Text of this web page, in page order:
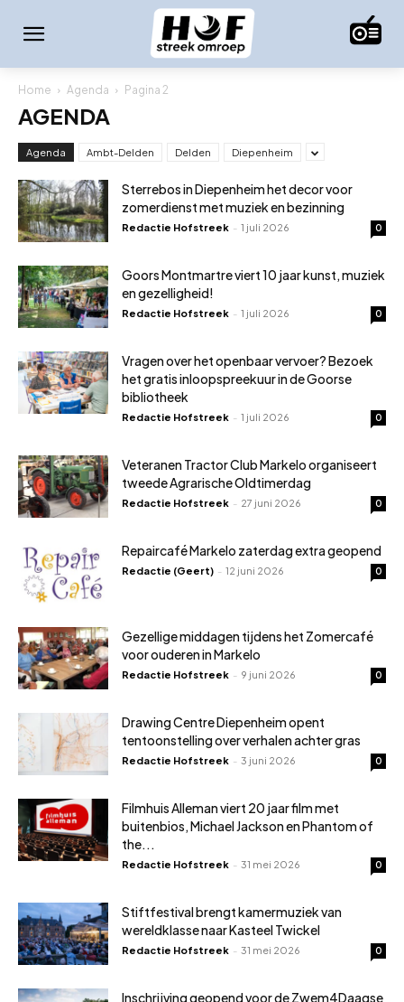
Home Agenda Pagina 2
AGENDA
Agenda Ambt-Delden Delden Diepenheim
Sterrebos in Diepenheim het decor voor
zomerdienst met muziek en bezinning
Redactie Hofstreek - 1 juli 2026 0
Goors Montmartre viert 10 jaar kunst, muziek
en gezelligheid!
Redactie Hofstreek - 1 juli 2026 0
Vragen over het openbaar vervoer? Bezoek
het gratis inloopspreekuur in de Goorse
bibliotheek
Redactie Hofstreek - 1 juli 2026 0
Veteranen Tractor Club Markelo organiseert
tweede Agrarische Oldtimerdag
Redactie Hofstreek - 27 juni 2026 0
Repaircafé Markelo zaterdag extra geopend
Redactie (Geert) - 12 juni 2026 0
Gezellige middagen tijdens het Zomercafé
voor ouderen in Markelo
Redactie Hofstreek - 9 juni 2026 0
Drawing Centre Diepenheim opent
tentoonstelling over verhalen achter gras
Redactie Hofstreek - 3 juni 2026 0
Filmhuis Alleman viert 20 jaar film met
buitenbios, Michael Jackson en Phantom of
the...
Redactie Hofstreek - 31 mei 2026 0
Stiftfestival brengt kamermuziek van
wereldklasse naar Kasteel Twickel
Redactie Hofstreek - 31 mei 2026 0
Inschrijving geopend voor de Zwem4Daagse